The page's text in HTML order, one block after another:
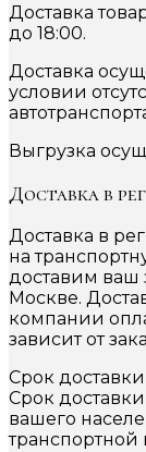
Доставка
до 18:00.
Доставка
условии
Выгрузка
Доставка в
Доставка в
на
доставим ваш
Москве.
компании
зависит от
Срок
Срок
вашего